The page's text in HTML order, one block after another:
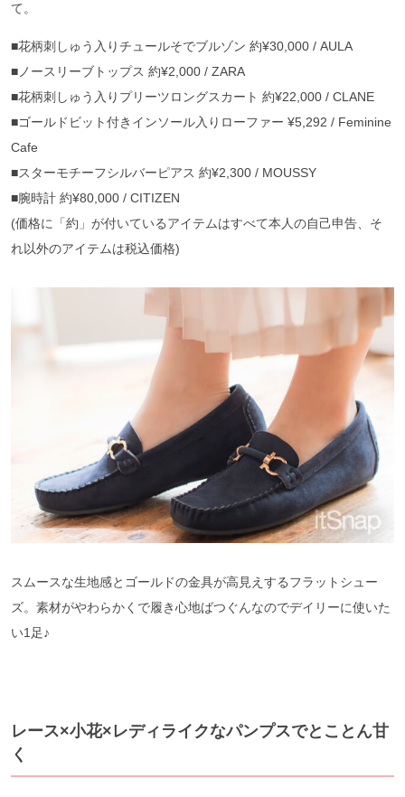
て。
■花柄刺しゅう入りチュールそでブルゾン 約¥30,000 / AULA
■ノースリーブトップス 約¥2,000 / ZARA
■花柄刺しゅう入りプリーツロングスカート 約¥22,000 / CLANE
■ゴールドビット付きインソール入りローファー ¥5,292 / Feminine
Cafe
■スターモチーフシルバーピアス 約¥2,300 / MOUSSY
■腕時計 約¥80,000 / CITIZEN
(価格に「約」が付いているアイテムはすべて本人の自己申告、そ
れ以外のアイテムは税込価格)
スムースな生地感とゴールドの金具が高見えするフラットシュー
ズ。素材がやわらかくで履き心地ばつぐんなのでデイリーに使いた
い1足♪
レース×小花×レディライクなパンプスでとことん甘
く